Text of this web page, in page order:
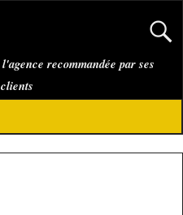
l'agence recommandée par ses
clients